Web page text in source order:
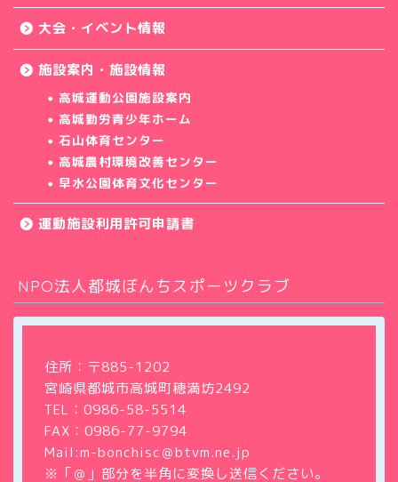
大会・イベント情報
施設案内・施設情報
高城運動公園施設案内
高城勤労青少年ホーム
石山体育センター
高城農村環境改善センター
早水公園体育文化センター
運動施設利用許可申請書
NPO法人都城ぼんちスポーツクラブ
住所：〒885-1202
宮崎県都城市高城町穂満坊2492
TEL： 0986-58-5514
FAX：0986-77-9794
Mail:m-bonchisc＠btvm.ne.jp
※「＠」部分を半角に変換し送信ください。
ホーム
教室・サークル